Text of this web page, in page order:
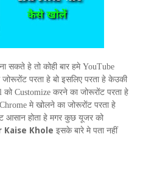
सकते हे तो कोही बार हमे YouTube
परता हे बो इसलिए परता हे केउकी
को Customize करने का जोरूरोंट परता हे
Chrome मे खोलने का जोरूरोंट परता हे
आसान होता हे मगर कुछ यूजर को
Kaise Khole इसके बारे मे पता नहीं